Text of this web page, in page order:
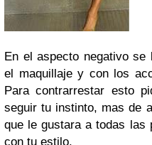
En el aspecto negativo se
el maquillaje y con los
Para contrarrestar esto
seguir tu instinto, mas de
que le gustara a todas las
con tu estilo.